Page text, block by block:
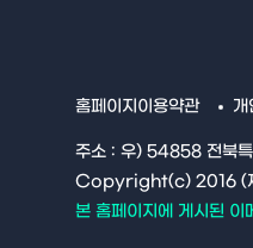
홈페이지이용약관 개
주소 : 우) 54858 전북
Copyright(c) 2016 (
본 홈페이지에 게시된 이